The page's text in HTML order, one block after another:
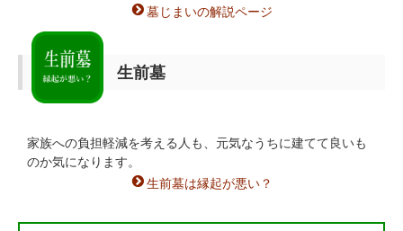
墓じまいの解説ページ
生前墓
家族への負担軽減を考える人も、元気なうちに建てて良いも
のか気になります。
生前墓は縁起が悪い？